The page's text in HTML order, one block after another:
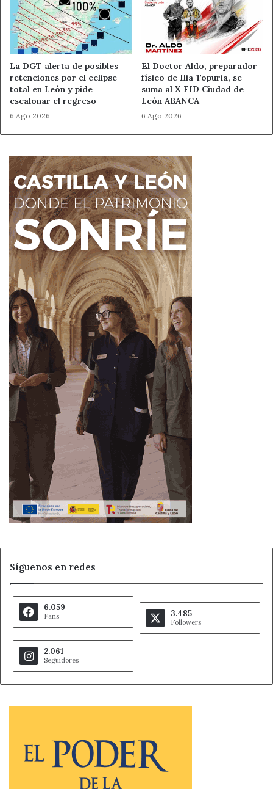
La DGT alerta de posibles
retenciones por el eclipse
total en León y pide
escalonar el regreso
6 Ago 2026
El Doctor Aldo, preparador
físico de Ilia Topuria, se
suma al X FID Ciudad de
León ABANCA
6 Ago 2026
Síguenos en redes
6.059
Fans 3.485
Followers
2.061
Seguidores